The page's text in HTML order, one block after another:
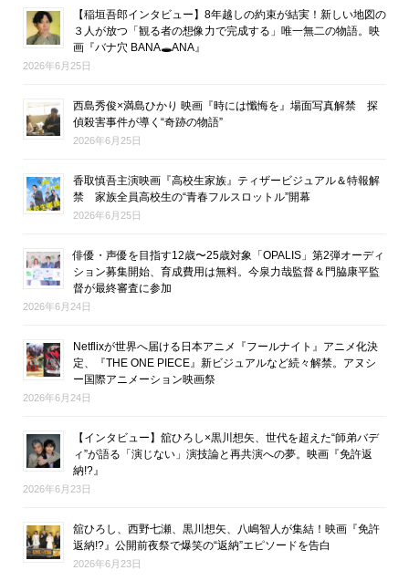
【稲垣吾郎インタビュー】8年越しの約束が結実！新しい地図の
３人が放つ「観る者の想像力で完成する」唯一無二の物語。映
画『バナ穴 BANA🕳ANA』
2026年6月25日
西島秀俊×満島ひかり 映画『時には懺悔を』場面写真解禁 探
偵殺害事件が導く“奇跡の物語”
2026年6月25日
香取慎吾主演映画『高校生家族』ティザービジュアル＆特報解
禁 家族全員高校生の“青春フルスロットル”開幕
2026年6月25日
俳優・声優を目指す12歳〜25歳対象「OPALIS」第2弾オーディ
ション募集開始、育成費用は無料。今泉力哉監督＆門脇康平監
督が最終審査に参加
2026年6月24日
Netflixが世界へ届ける日本アニメ『フールナイト』アニメ化決
定、『THE ONE PIECE』新ビジュアルなど続々解禁。アヌシ
ー国際アニメーション映画祭
2026年6月24日
【インタビュー】舘ひろし×黒川想矢、世代を超えた“師弟バデ
ィ”が語る「演じない」演技論と再共演への夢。映画『免許返
納!?』
2026年6月23日
舘ひろし、西野七瀬、黒川想矢、八嶋智人が集結！映画『免許
返納!?』公開前夜祭で爆笑の“返納”エピソードを告白
2026年6月23日